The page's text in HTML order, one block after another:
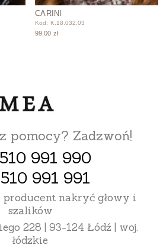
CARINI
Kod: K.18.032.03
99,00 zł
pomocy? Zadzwoń!
991 990
991 991
producent nakryć głowy i
szalików
228 | 93-124 Łódź | woj.
łódzkie